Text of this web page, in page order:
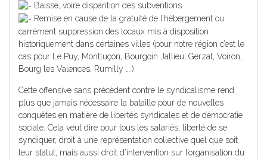
Baisse, voire disparition des subventions
Remise en cause de la gratuité de l’hébergement ou
carrément suppression des locaux mis à disposition
historiquement dans certaines villes (pour notre région c’est le
cas pour Le Puy, Montluçon, Bourgoin Jallieu, Gerzat, Voiron,
Bourg les Valences, Rumilly ….)
Cette offensive sans précèdent contre le syndicalisme rend
plus que jamais nécessaire la bataille pour de nouvelles
conquêtes en matière de libertés syndicales et de démocratie
sociale. Cela veut dire pour tous les salariés, liberté de se
syndiquer, droit à une représentation collective quel que soit
leur statut, mais aussi droit d’intervention sur l’organisation du